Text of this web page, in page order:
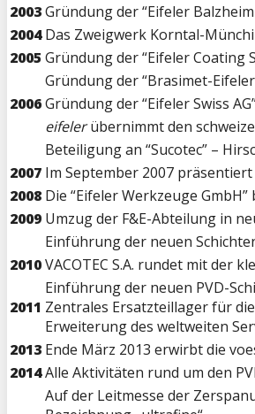
2003Gründung der “Eifeler
2004 Das Zweigwerk Korntal-
2005 Gründung der “Eifeler Coating
Gründung der “Brasimet-
2006Gründung der “Eifeler Swiss
eifelerübernimmt den
Beteiligung an “Sucotec” –
2007 Im September 2007 präsentiert
2008 Die “Eifeler Werkzeuge
2009 Umzug der F&E-Abteilung in
Einführung der neuen
2010VACOTEC S.A. rundet mit der
2011
Einführung der neuen PVD-
Zentrales Ersatzteillager für
Erweiterung des weltweiten
2013 Ende März 2013 erwirbt die
2014Alle Aktivitäten rund um den
Auf der Leitmesse der